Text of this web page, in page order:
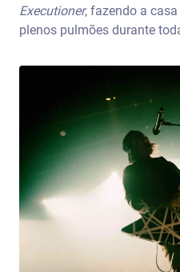
Executioner, fazendo a
plenos pulmões durante